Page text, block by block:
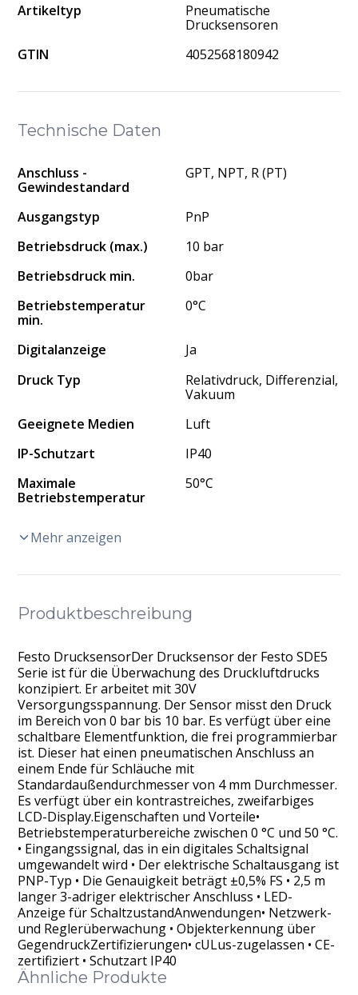
Technische Daten
Anschluss -
Gewindestandard
GPT, NPT, R (PT)
Ausgangstyp
PnP
Betriebsdruck (max.)
10 bar
Betriebsdruck min.
0bar
Betriebstemperatur
min.
0°C
Digitalanzeige
Ja
Druck Typ
Relativdruck, Differenzial,
Vakuum
Geeignete Medien
Luft
IP-Schutzart
IP40
Maximale
Betriebstemperatur
50°C
Mehr anzeigen
Produktbeschreibung
Festo DrucksensorDer Drucksensor der Festo SDE5
Serie ist für die Überwachung des Druckluftdrucks
konzipiert. Er arbeitet mit 30V
Versorgungsspannung. Der Sensor misst den Druck
im Bereich von 0 bar bis 10 bar. Es verfügt über eine
schaltbare Elementfunktion, die frei programmierbar
ist. Dieser hat einen pneumatischen Anschluss an
einem Ende für Schläuche mit
Standardaußendurchmesser von 4 mm Durchmesser.
Es verfügt über ein kontrastreiches, zweifarbiges
LCD-Display.Eigenschaften und Vorteile•
Betriebstemperaturbereiche zwischen 0 °C und 50 °C.
• Eingangssignal, das in ein digitales Schaltsignal
umgewandelt wird • Der elektrische Schaltausgang ist
PNP-Typ • Die Genauigkeit beträgt ±0,5% FS • 2,5 m
langer 3-adriger elektrischer Anschluss • LED-
Anzeige für SchaltzustandAnwendungen• Netzwerk-
und Reglerüberwachung • Objekterkennung über
GegendruckZertifizierungen• cULus-zugelassen • CE-
zertifiziert • Schutzart IP40
Artikeltyp
Pneumatische
Drucksensoren
GTIN
4052568180942
Ähnliche Produkte